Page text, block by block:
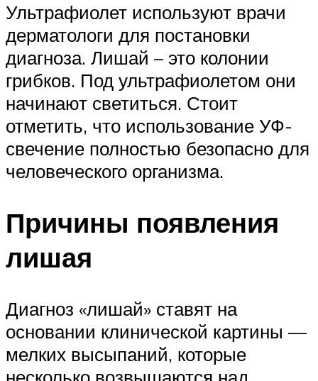
Ультрафиолет используют врачи
дерматологи для постановки
диагноза. Лишай – это колонии
грибков. Под ультрафиолетом они
начинают светиться. Стоит
отметить, что использование УФ-
свечение полностью безопасно для
человеческого организма.
Причины появления
лишая
Диагноз «лишай» ставят на
основании клинической картины —
мелких высыпаний, которые